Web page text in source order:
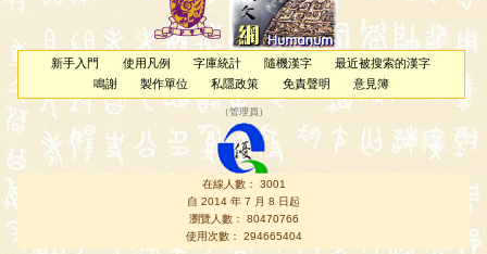
新手入門 使用凡例 字庫統計 隨機漢字
最近被搜索的漢字
鳴謝
製作單位 私隱政策 免責聲明 意見簿
（管理員 ）
在線人數： 3001
自 2014 年 7 月 8 日起
瀏覽人數： 80470766
使用次數： 294665404